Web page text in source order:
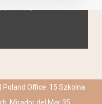
Poland Office: 15 Szkolna